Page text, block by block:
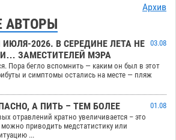
Архив
АВТОРЫ
2026. В СЕРЕДИНЕ ЛЕТА НЕ
ЗАМЕСТИТЕЛЕЙ МЭРА
03.08
Пора бегло вспомнить — каким он был в этот
и симптомы остались на месте — пляж
А ПИТЬ – ТЕМ БОЛЕЕ
01.08
отравлений кратно увеличивается – это
приводить медстатистику или
...